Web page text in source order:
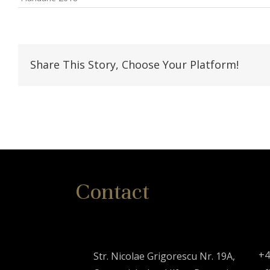
Share This Story, Choose Your Platform!
Contact
Str. Nicolae Grigorescu Nr. 19A,